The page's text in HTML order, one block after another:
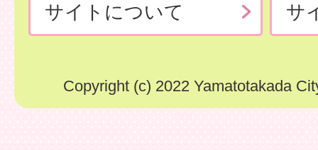
サイトについて サ
Copyright (c) 2022 Yamatotakada